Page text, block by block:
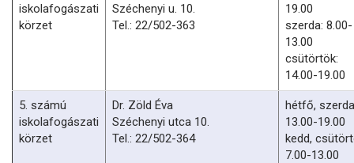
iskolafogászati
körzet
Széchenyi u. 10.
Tel.: 22/502-363
19.00
szerda: 8.00-
13.00
csütörtök:
14.00-19.00
5. számú
iskolafogászati
körzet
Dr. Zöld Éva
Széchenyi utca 10.
Tel.: 22/502-364
hétfő,
13.00-19.00
kedd,
7.00-13.00